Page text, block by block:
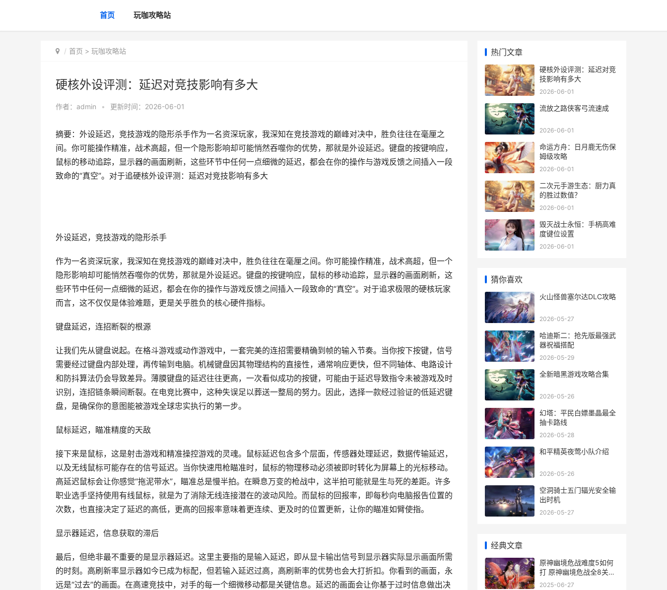
首页 玩咖攻略站
首页 > 玩咖攻略站
硬核外设评测：延迟对竞技影响有多大
作者： admin • 更新时间：2026-06-01
摘要：外设延迟，竞技游戏的隐形杀手作为一名资深玩家，我深知在竞技游戏的巅峰对决中，胜负往往在毫厘之
间。你可能操作精准，战术高超，但一个隐形影响却可能悄然吞噬你的优势，那就是外设延迟。键盘的按键响应，
鼠标的移动追踪，显示器的画面刷新，这些环节中任何一点细微的延迟，都会在你的操作与游戏反馈之间插入一段
致命的“真空”。对于追硬核外设评测：延迟对竞技影响有多大
外设延迟，竞技游戏的隐形杀手
作为一名资深玩家，我深知在竞技游戏的巅峰对决中，胜负往往在毫厘之间。你可能操作精准，战术高超，但一个
隐形影响却可能悄然吞噬你的优势，那就是外设延迟。键盘的按键响应，鼠标的移动追踪，显示器的画面刷新，这
些环节中任何一点细微的延迟，都会在你的操作与游戏反馈之间插入一段致命的“真空”。对于追求极限的硬核玩家
而言，这不仅仅是体验难题，更是关乎胜负的核心硬件指标。
键盘延迟，连招断裂的根源
让我们先从键盘说起。在格斗游戏或动作游戏中，一套完美的连招需要精确到帧的输入节奏。当你按下按键，信号
需要经过键盘内部处理，再传输到电脑。机械键盘因其物理结构的直接性，通常响应更快，但不同轴体、电路设计
和防抖算法仍会导致差异。薄膜键盘的延迟往往更高，一次看似成功的按键，可能由于延迟导致指令未被游戏及时
识别，连招链条瞬间断裂。在电竞比赛中，这种失误足以葬送一整局的努力。因此，选择一款经过验证的低延迟键
盘，是确保你的意图能被游戏全球忠实执行的第一步。
鼠标延迟，瞄准精度的天敌
接下来是鼠标，这是射击游戏和精准操控游戏的灵魂。鼠标延迟包含多个层面，传感器处理延迟，数据传输延迟，
以及无线鼠标可能存在的信号延迟。当你快速甩枪瞄准时，鼠标的物理移动必须被即时转化为屏幕上的光标移动。
高延迟鼠标会让你感觉“拖泥带水”，瞄准总是慢半拍。在瞬息万变的枪战中，这半拍可能就是生与死的差距。许多
职业选手坚持使用有线鼠标，就是为了消除无线连接潜在的波动风险。而鼠标的回报率，即每秒向电脑报告位置的
次数，也直接决定了延迟的高低，更高的回报率意味着更连续、更及时的位置更新，让你的瞄准如臂使指。
显示器延迟，信息获取的滞后
最后，但绝非最不重要的是显示器延迟。这里主要指的是输入延迟，即从显卡输出信号到显示器实际显示画面所需
的时刻。高刷新率显示器如今已成为标配，但若输入延迟过高，高刷新率的优势也会大打折扣。你看到的画面，永
远是“过去”的画面。在高速竞技中，对手的每一个细微移动都是关键信息。延迟的画面会让你基于过时信息做出决
热门文章
硬核外设评测：延迟对竞
技影响有多大
2026-06-01
流放之路侠客弓流速成
2026-06-01
命运方舟：日月鹿无伤保
姆级攻略
2026-06-01
二次元手游生态：厨力真
的胜过数值？
2026-06-01
毁灭战士永恒：手柄高难
度键位设置
2026-06-01
猜你喜欢
火山怪兽塞尔达DLC攻略
2026-05-27
哈迪斯二：抢先版最强武
器祝福搭配
2026-05-29
全新暗黑游戏攻略合集
2026-05-26
幻塔：平民白嫖墨晶最全
抽卡路线
2026-05-28
和平精英夜莺小队介绍
2026-05-26
空洞骑士五门辐光安全输
出时机
2026-05-27
经典文章
原神幽境危战难度5如何
打 原神幽境危战全8关打
法策略 幽境打什么好
2025-06-27